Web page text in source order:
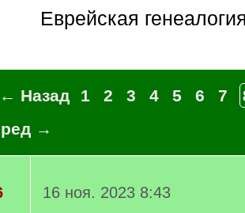
Еврейская
← Назад 1 2 3 4 5 6 7
→
16 ноя. 2023 8:43